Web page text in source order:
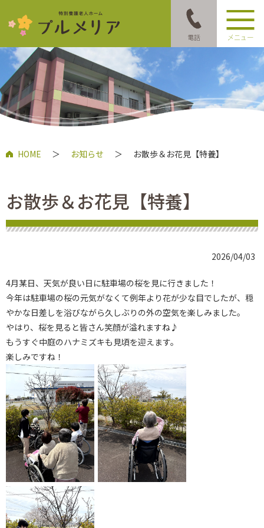
指
HOME ＞ お知らせ ＞ お散歩＆お花見【特養】
お散歩＆お花見【特養】
2026/04/03
4月某日、天気が良い日に駐車場の桜を見に行きました！
今年は駐車場の桜の元気がなくて例年より花が少な目でしたが、穏
やかな日差しを浴びながら久しぶりの外の空気を楽しみました。
やはり、桜を見ると皆さん笑顔が溢れますね♪
もうすぐ中庭のハナミズキも見頃を迎えます。
楽しみですね！